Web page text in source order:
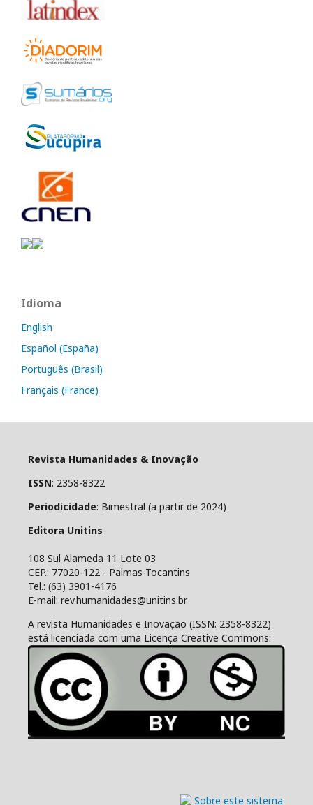
Idioma
English
Español (España)
Português (Brasil)
Français (France)
Revista Humanidades & Inovação
ISSN: 2358-8322
Periodicidade: Bimestral (a partir de 2024)
Editora Unitins
108 Sul Alameda 11 Lote 03
CEP.: 77020-122 - Palmas-Tocantins
Tel.: (63) 3901-4176
E-mail: rev.humanidades@unitins.br
A revista Humanidades e Inovação (ISSN: 2358-8322)
está licenciada com uma Licença Creative Commons: